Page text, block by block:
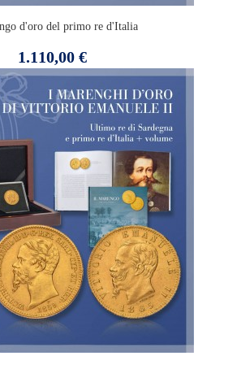
d'oro del primo re d'Italia
Prezzo
1.110,00 €